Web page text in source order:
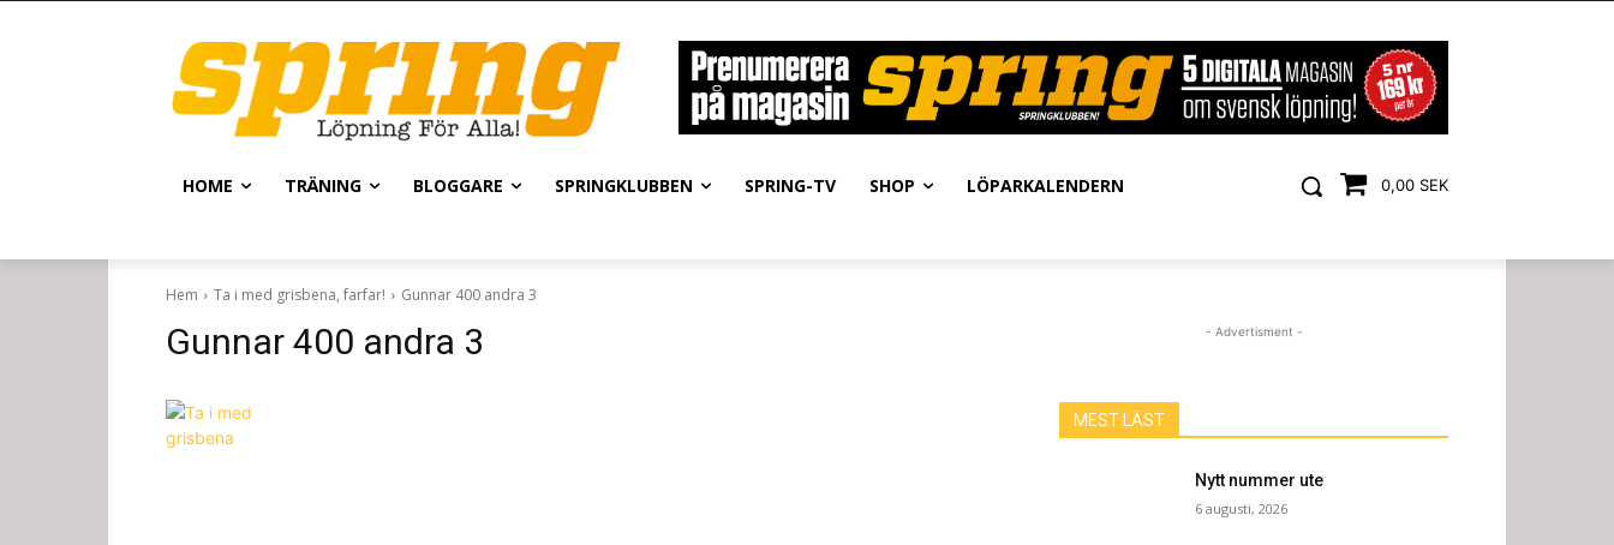
0,00 SEK
HOME TRÄNING BLOGGARE SPRINGKLUBBEN SPRING-TV SHOP LÖPARKALENDERN
Hem Ta i med grisbena, farfar! Gunnar 400 andra 3
Gunnar 400 andra 3 - Advertisment -
MEST LÄST
Nytt nummer ute
6 augusti, 2026